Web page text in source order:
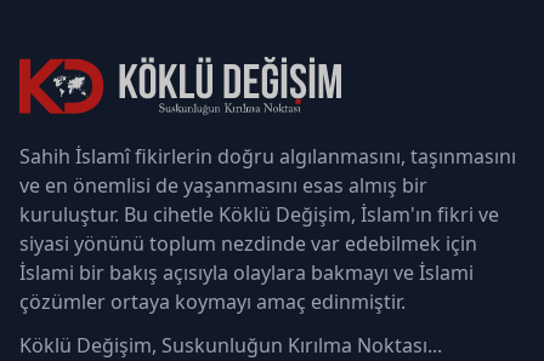
Sahih İslamî fikirlerin doğru algılanmasını, taşınmasını
ve en önemlisi de yaşanmasını esas almış bir
kuruluştur. Bu cihetle Köklü Değişim, İslam'ın fikri ve
siyasi yönünü toplum nezdinde var edebilmek için
İslami bir bakış açısıyla olaylara bakmayı ve İslami
çözümler ortaya koymayı amaç edinmiştir.
Köklü Değişim, Suskunluğun Kırılma Noktası...